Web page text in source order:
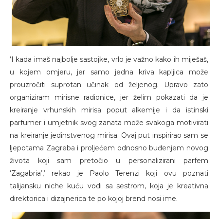
‘I kada imaš najbolje sastojke, vrlo je važno kako ih miješaš,
u kojem omjeru, jer samo jedna kriva kapljica može
prouzročiti suprotan učinak od željenog. Upravo zato
organiziram mirisne radionice, jer želim pokazati da je
kreiranje vrhunskih mirisa poput alkemije i da istinski
parfumer i umjetnik svog zanata može svakoga motivirati
na kreiranje jedinstvenog mirisa. Ovaj put inspirirao sam se
ljepotama Zagreba i proljećem odnosno buđenjem novog
života koji sam pretočio u personalizirani parfem
‘Zagabria’,’ rekao je Paolo Terenzi koji ovu poznati
talijansku niche kuću vodi sa sestrom, koja je kreativna
direktorica i dizajnerica te po kojoj brend nosi ime.